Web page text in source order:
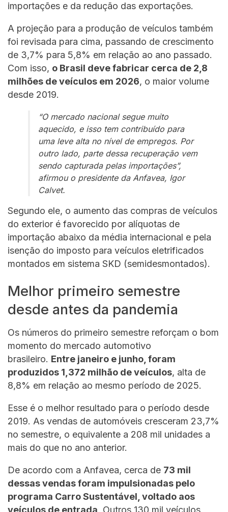
importações e da redução das exportações.
A projeção para a produção de veículos também
foi revisada para cima, passando de crescimento
de 3,7% para 5,8% em relação ao ano passado.
Com isso, o Brasil deve fabricar cerca de 2,8
milhões de veículos em 2026, o maior volume
desde 2019.
“O mercado nacional segue muito
aquecido, e isso tem contribuído para
uma leve alta no nível de empregos. Por
outro lado, parte dessa recuperação vem
sendo capturada pelas importações”,
afirmou o presidente da Anfavea, Igor
Calvet.
Segundo ele, o aumento das compras de veículos
do exterior é favorecido por alíquotas de
importação abaixo da média internacional e pela
isenção do imposto para veículos eletrificados
montados em sistema SKD (semidesmontados).
Melhor primeiro semestre
desde antes da pandemia
Os números do primeiro semestre reforçam o bom
momento do mercado automotivo
brasileiro. Entre janeiro e junho, foram
produzidos 1,372 milhão de veículos, alta de
8,8% em relação ao mesmo período de 2025.
Esse é o melhor resultado para o período desde
2019. As vendas de automóveis cresceram 23,7%
no semestre, o equivalente a 208 mil unidades a
mais do que no ano anterior.
De acordo com a Anfavea, cerca de 73 mil
dessas vendas foram impulsionadas pelo
programa Carro Sustentável, voltado aos
veículos de entrada . Outros 130 mil veículos